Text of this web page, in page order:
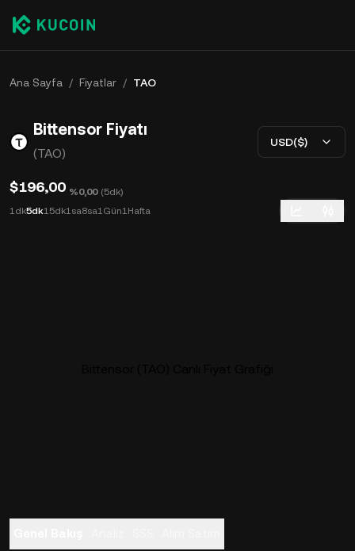
Ana Sayfa / Fiyatlar / TAO
Bittensor Fiyatı
(TAO)
USD($)
$196,00 %0,00 (5dk)
1dk5dk15dk1sa8sa1Gün1Hafta